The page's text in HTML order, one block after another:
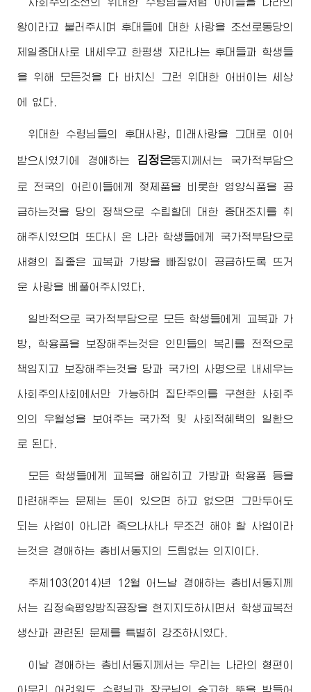
왕이라고 불러주시며 후대들에 대한 사랑을 조선로동당의
제일중대사로 내세우고 한평생 자라나는 후대들과 학생들
을 위해 모든것을 다 바치신 그런 위대한 어버이 는 세상
에 없다.
위대한 수령님들의 후대사랑, 미래사랑을 그대로 이어
받으시였기에 경애하는 김정은동지 께서는 국가적부담으
로 전국의 어린이들에게 젖제품을 비롯한 영양식품을 공
급하는것을 당의 정책으로 수립할데 대한 중대조치를 취
해주시였으며 또다시 온 나라 학생들에게 국가적부담으로
새형의 질좋은 교복과 가방을 빠짐없이 공급하도록 뜨거
운 사랑을 베풀어주시였다.
일반적으로 국가적부담으로 모든 학생들에게 교복과 가
방, 학용품을 보장해주는것은 인민들의 복리를 전적으로
책임지고 보장해주는것을 당과 국가의 사명으로 내세우는
사회주의사회에서만 가능하며 집단주의를 구현한 사회주
의의 우월성을 보여주는 국가적 및 사회적혜택의 일환으
로 된다.
모든 학생들에게 교복을 해입히고 가방과 학용품 등을
마련해주는 문제는 돈이 있으면 하고 없으면 그만두어도
되는 사업이 아니라 죽으나사나 무조건 해야 할 사업이라
는것은 경애하는 총비서동지 의 드팀없는 의지이다.
주체103(2014)년 12월 어느날 경애하는 총비서동지 께
서는 김정숙평양방직공장을 현지지도하시면서 학생교복천
생산과 관련된 문제를 특별히 강조하시였다.
이날 경애하는 총비서동지 께서는 우리는 나라의 형편이
아무리 어려워도 수령님 과 장군님 의 숭고한 뜻을 받들어